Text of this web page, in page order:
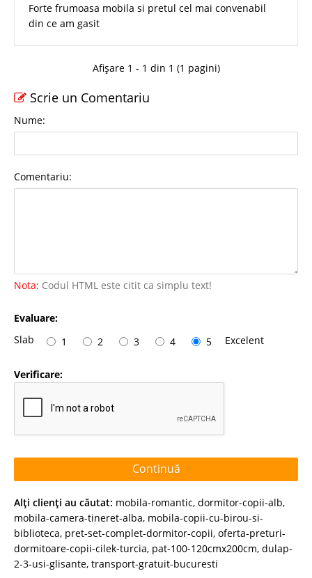
Forte frumoasa mobila si pretul cel mai convenabil
din ce am gasit
Afișare 1 - 1 din 1 (1 pagini)
Scrie un Comentariu
Nume:
Comentariu:
Nota: Codul HTML este citit ca simplu text!
Evaluare:
Slab
1 2 3 4 5 Excelent
Verificare:
Continuă
Alţi clienţi au căutat: mobila-romantic, dormitor-copii-alb,
mobila-camera-tineret-alba, mobila-copii-cu-birou-si-
biblioteca, pret-set-complet-dormitor-copii, oferta-preturi-
dormitoare-copii-cilek-turcia, pat-100-120cmx200cm, dulap-
2-3-usi-glisante, transport-gratuit-bucuresti